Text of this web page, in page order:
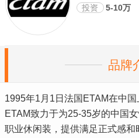
投资 5-10万
品牌
1995年1月1日法国ETAM在中国
ETAM致力于为25-35岁的中国
职业休闲装，提供满足正式感